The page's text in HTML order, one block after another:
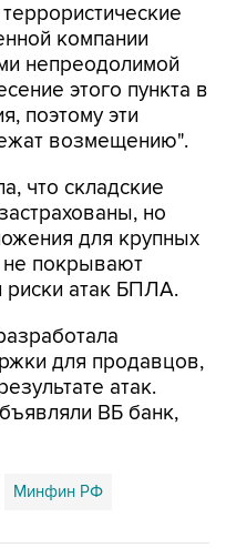
компании
непреодолимой
этого пункта в
поэтому эти
возмещению".
что складские
но
для крупных
покрывают
риски атак БПЛА.
для продавцов,
атак.
ВБ банк,
Минфин РФ